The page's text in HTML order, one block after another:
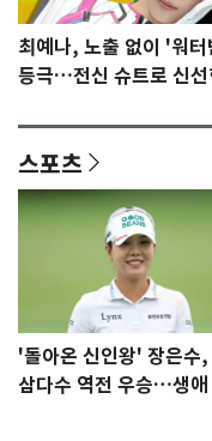
최예나, 노출 없이 '워
등극…전신 슈트로 신선
스포츠
'돌아온 신인왕' 장은수,
삼다수 역전 우승…생애